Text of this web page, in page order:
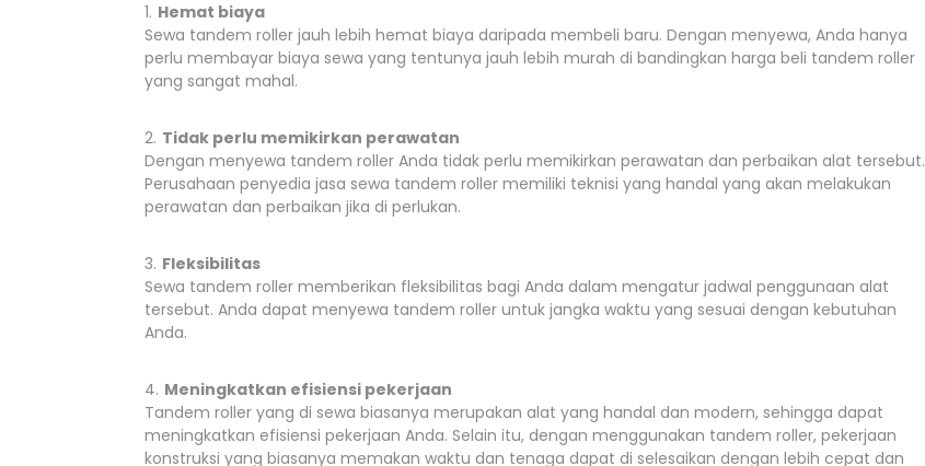
Hemat biaya
Sewa tandem roller jauh lebih hemat biaya daripada membeli baru. Dengan menyewa, Anda hanya
perlu membayar biaya sewa yang tentunya jauh lebih murah di bandingkan harga beli tandem roller
yang sangat mahal.
Tidak perlu memikirkan perawatan
Dengan menyewa tandem roller Anda tidak perlu memikirkan perawatan dan perbaikan alat tersebut.
Perusahaan penyedia jasa sewa tandem roller memiliki teknisi yang handal yang akan melakukan
perawatan dan perbaikan jika di perlukan.
Fleksibilitas
Sewa tandem roller memberikan fleksibilitas bagi Anda dalam mengatur jadwal penggunaan alat
tersebut. Anda dapat menyewa tandem roller untuk jangka waktu yang sesuai dengan kebutuhan
Anda.
Meningkatkan efisiensi pekerjaan
Tandem roller yang di sewa biasanya merupakan alat yang handal dan modern, sehingga dapat
meningkatkan efisiensi pekerjaan Anda. Selain itu, dengan menggunakan tandem roller, pekerjaan
konstruksi yang biasanya memakan waktu dan tenaga dapat di selesaikan dengan lebih cepat dan